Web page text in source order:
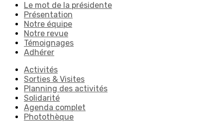
Le mot de la présidente
Présentation
Notre équipe
Notre revue
Témoignages
Adhérer
Activités
Sorties & Visites
Planning des activités
Solidarité
Agenda complet
Photothèque